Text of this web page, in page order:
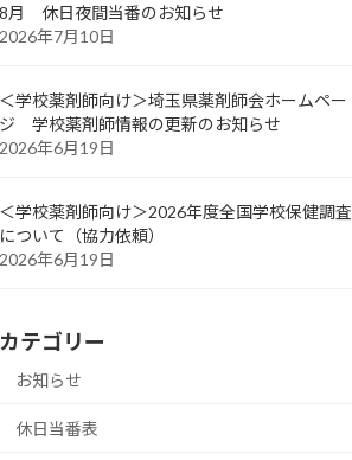
8月 休日夜間当番のお知らせ
2026年7月10日
＜学校薬剤師向け＞埼玉県薬剤師会ホームペー
ジ 学校薬剤師情報の更新のお知らせ
2026年6月19日
＜学校薬剤師向け＞2026年度全国学校保健調査
について（協力依頼）
2026年6月19日
カテゴリー
お知らせ
休日当番表